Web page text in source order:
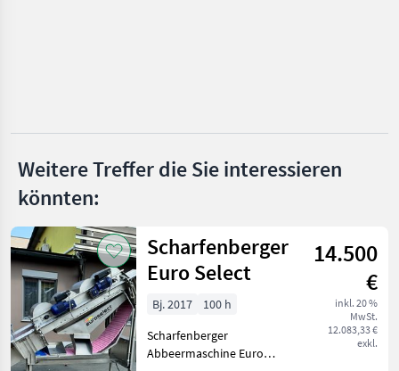
Alle 9
anzeigen
MARKTPLATZ
Marktplatz Händlerangebote Kleinanzeigen
Weitere Treffer die Sie interessieren
könnten:
Scharfenberger
Euro Select
14.500
€
inkl. 20 %
MwSt.
12.083,33 €
exkl.
Bj. 2017
100 h
Scharfenberger
Abbeermaschine Euro